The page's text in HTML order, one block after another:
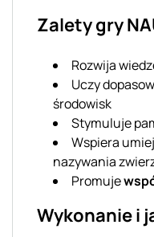
Zalety gry
Rozwija
Uczy
środowisk
Stymuluje
Wspiera
nazywania
Promuje
Wykonanie i